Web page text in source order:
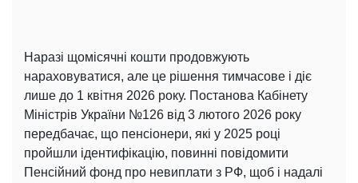
Наразі щомісячні кошти продовжують
нараховуватися, але це рішення тимчасове і діє
лише до 1 квітня 2026 року. Постанова Кабінету
Міністрів України №126 від 3 лютого 2026 року
передбачає, що пенсіонери, які у 2025 році
пройшли ідентифікацію, повинні повідомити
Пенсійний фонд про невиплати з РФ, щоб і надалі